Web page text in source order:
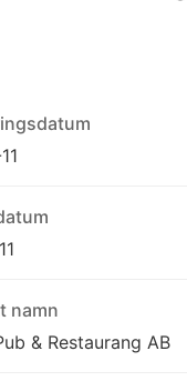
namn
& Restaurang AB